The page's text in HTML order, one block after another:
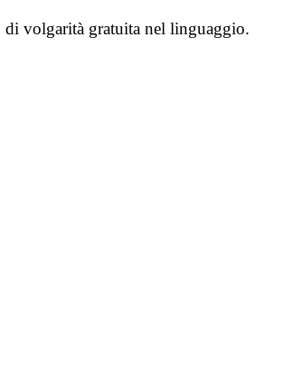
di volgarità gratuita nel linguaggio.